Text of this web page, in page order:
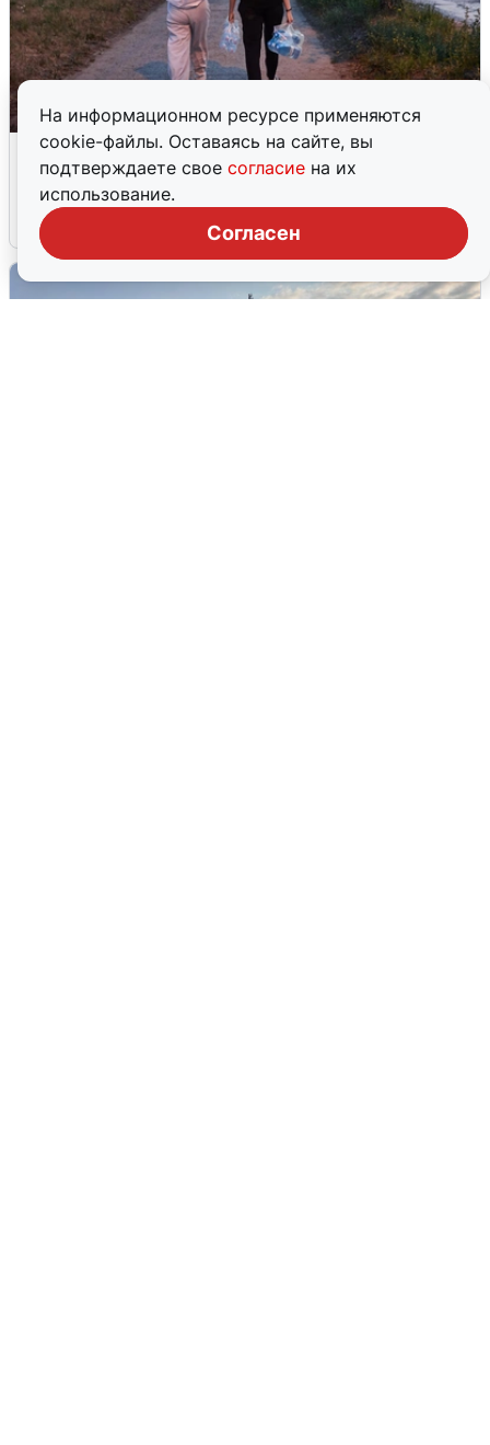
На информационном ресурсе применяются
cookie-файлы. Оставаясь на сайте, вы
подтверждаете свое согласие на их
использование.
Согласен
Опубликована карта отключений
воды в Воронеже
6 августа